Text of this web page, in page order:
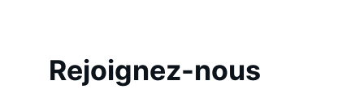
Rejoignez-nous